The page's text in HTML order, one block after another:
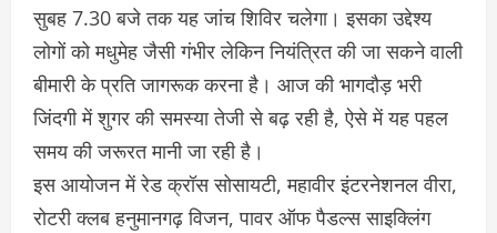
सुबह 7.30 बजे तक यह जांच शिविर चलेगा। इसका उद्देश्य
लोगों को मधुमेह जैसी गंभीर लेकिन नियंत्रित की जा सकने वाली
बीमारी के प्रति जागरूक करना है। आज की भागदौड़ भरी
जिंदगी में शुगर की समस्या तेजी से बढ़ रही है, ऐसे में यह पहल
समय की जरूरत मानी जा रही है।
इस आयोजन में रेड क्रॉस सोसायटी, महावीर इंटरनेशनल वीरा,
रोटरी क्लब हनुमानगढ़ विजन, पावर ऑफ पैडल्स साइक्लिंग